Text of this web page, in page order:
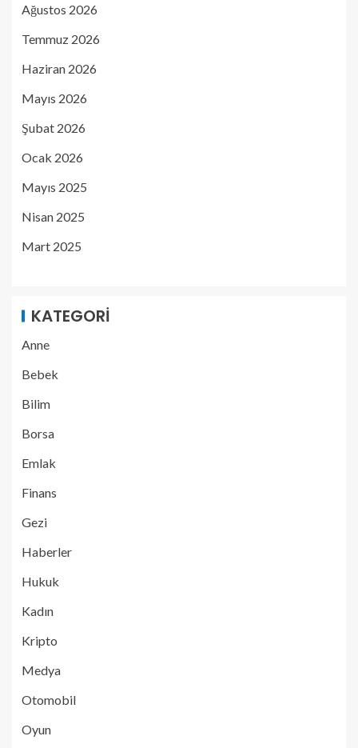
Ağustos 2026
Temmuz 2026
Haziran 2026
Mayıs 2026
Şubat 2026
Ocak 2026
Mayıs 2025
Nisan 2025
Mart 2025
KATEGORI
Anne
Bebek
Bilim
Borsa
Emlak
Finans
Gezi
Haberler
Hukuk
Kadın
Kripto
Medya
Otomobil
Oyun